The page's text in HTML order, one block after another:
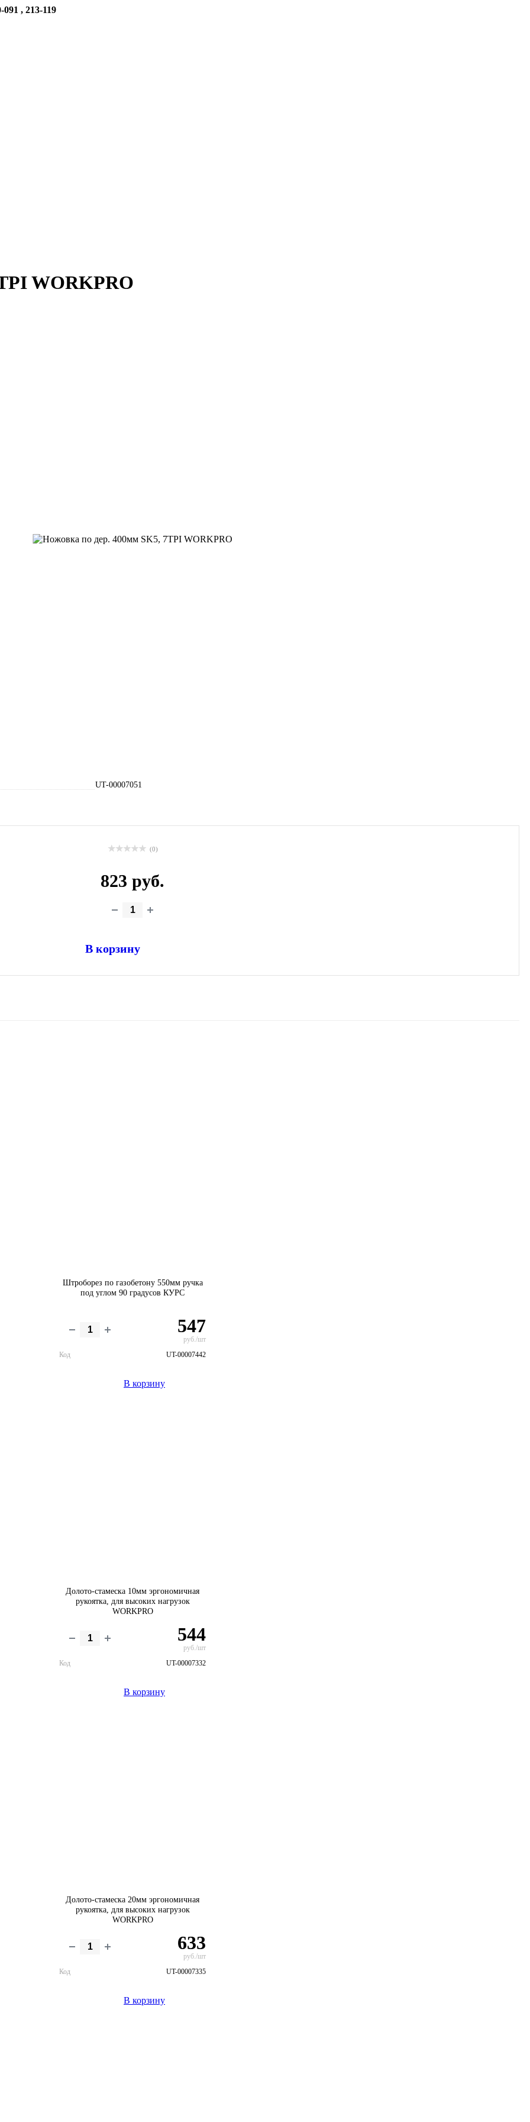
, 213-119
WORKPRO
UT-00007051
(0)
823 руб.
В корзину
Штроборез по газобетону 550мм ручка
под углом 90 градусов КУРС
547
руб./шт
Код
UT-00007442
В корзину
Долото-стамеска 10мм эргономичная
рукоятка, для высоких нагрузок
WORKPRO
544
руб./шт
Код
UT-00007332
В корзину
Долото-стамеска 20мм эргономичная
рукоятка, для высоких нагрузок
WORKPRO
633
руб./шт
Код
UT-00007335
В корзину